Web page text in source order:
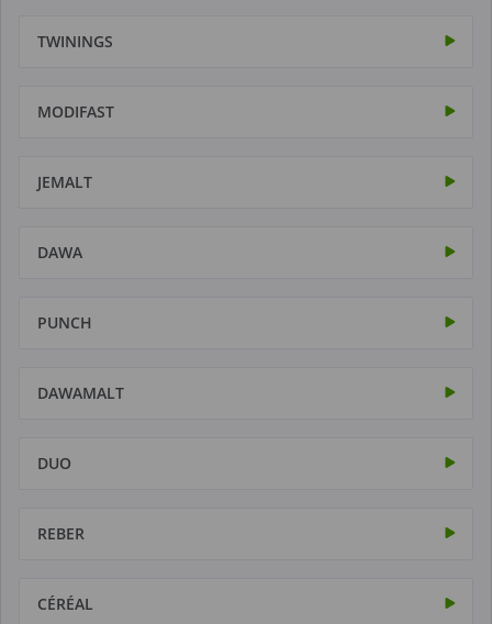
TWININGS
MODIFAST
JEMALT
DAWA
PUNCH
DAWAMALT
DUO
REBER
CÉRÉAL